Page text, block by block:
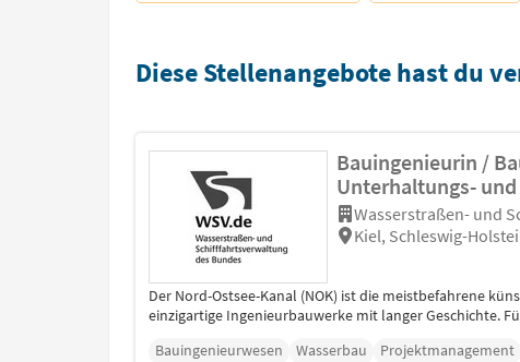
Diese Stellenangebote hast du
Bauingenieurin /
Unterhaltungs-
Wasserstraßen- und
Kiel, Schleswig-
Der Nord-Ostsee-Kanal (NOK) ist die meistbefahrene
einzigartige Ingenieurbauwerke mit langer Geschichte.
Bauingenieurwesen
Wasserbau Projektmanagement